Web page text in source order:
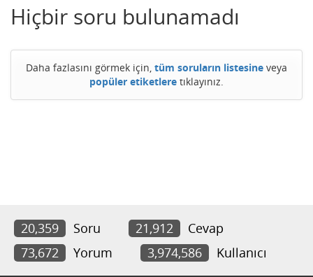
Hiçbir soru bulunamadı
Daha fazlasını görmek için, tüm soruların listesine veya
popüler etiketlere tıklayınız.
20,359 Soru 21,912
Cevap
73,672
Yorum 3,974,586 Kullanıcı